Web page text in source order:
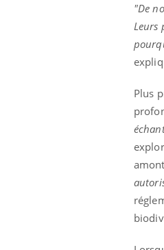
"De
Leurs
Plus
Diabète &
nombreuses
diabète, c'est
défis, mais ...